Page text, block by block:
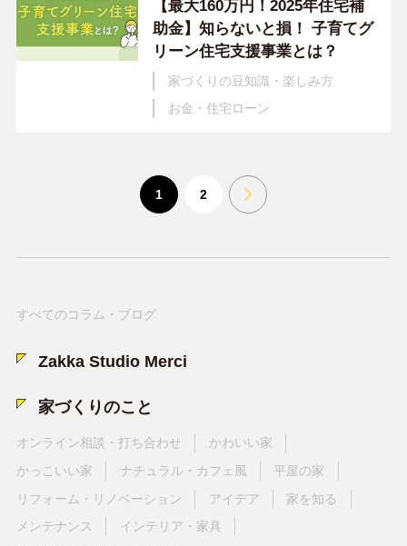
【最大160万円！2025年住宅補
助金】知らないと損！ 子育てグ
リーン住宅支援事業とは？
家づくりの豆知識・楽しみ方
お金・住宅ローン
1 2
すべてのコラム・ブログ
Zakka Studio Merci
家づくりのこと
オンライン相談・打ち合わせ
かわいい家
かっこいい家
ナチュラル・カフェ風
平屋の家
リフォーム・リノベーション
アイデア
家を知る
メンテナンス
インテリア・家具